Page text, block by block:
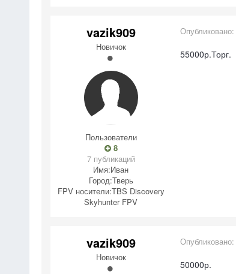
vazik909
Новичок
Пользователи
8
7 публикаций
Имя:Иван
Город:Тверь
FPV носители:TBS Discovery
Skyhunter FPV
Опубликовано:
55000р.Торг.
vazik909
Новичок
Опубликовано:
50000р.